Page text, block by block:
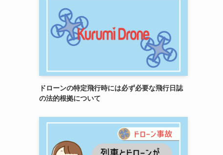
ドローンの特定飛行時には必ず必要な飛行日誌
の法的根拠について